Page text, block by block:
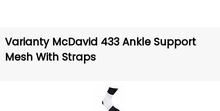
Varianty McDavid 433 Ankle Support
Mesh With Straps